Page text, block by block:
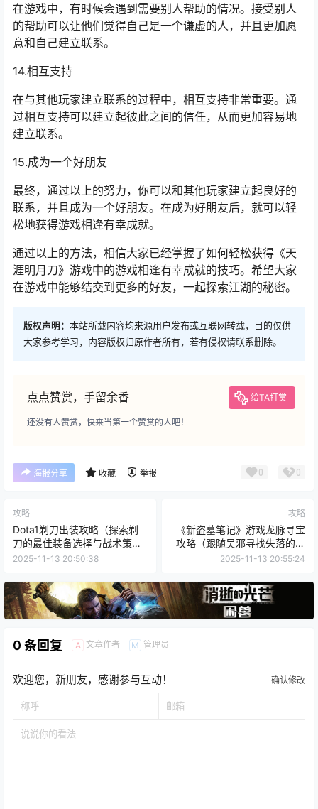
在游戏中，有时候会遇到需要别人帮助的情况。接受别人
的帮助可以让他们觉得自己是一个谦虚的人，并且更加愿
意和自己建立联系。
14.相互支持
在与其他玩家建立联系的过程中，相互支持非常重要。通
过相互支持可以建立起彼此之间的信任，从而更加容易地
建立联系。
15.成为一个好朋友
最终，通过以上的努力，你可以和其他玩家建立起良好的
联系，并且成为一个好朋友。在成为好朋友后，就可以轻
松地获得游戏相逢有幸成就。
通过以上的方法，相信大家已经掌握了如何轻松获得《天
涯明月刀》游戏中的游戏相逢有幸成就的技巧。希望大家
在游戏中能够结交到更多的好友，一起探索江湖的秘密。
版权声明： 本站所载内容均来源用户发布或互联网转载，目的仅供
大家参考学习，内容版权归原作者所有，若有侵权请联系删除。
点点赞赏，手留余香 给TA打赏
还没有人赞赏，快来当第一个赞赏的人吧！
海报分享 收藏 举报 0 0
攻略
Dota1剃刀出装攻略（探索剃
刀的最佳装备选择与战术策
略）
2025-11-13 20:50:38
攻略
《新盗墓笔记》游戏龙脉寻宝
攻略（跟随吴邪寻找失落的宝
藏）
2025-11-13 20:55:24
0 条回复 A 文章作者 M 管理员
欢迎您，新朋友，感谢参与互动！ 确认修改